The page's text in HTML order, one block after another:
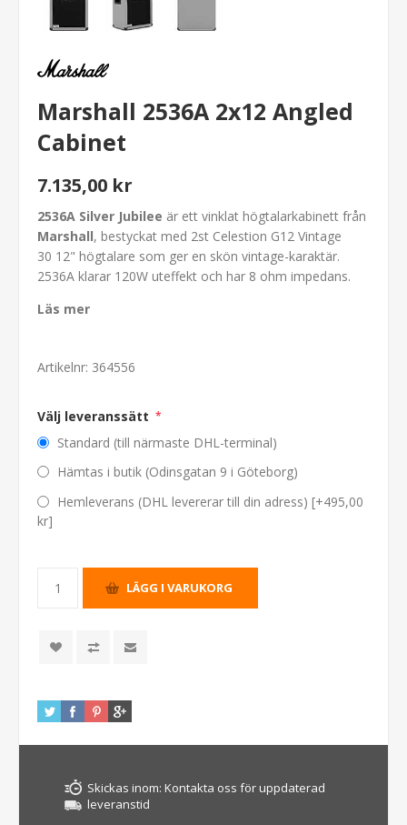
Marshall 2536A 2x12 Angled
Cabinet
7.135,00 kr
2536A Silver Jubilee är ett vinklat högtalarkabinett från
Marshall, bestyckat med 2st Celestion G12 Vintage
30 12" högtalare som ger en skön vintage-karaktär.
2536A klarar 120W uteffekt och har 8 ohm impedans.
Läs mer
Artikelnr: 364556
Välj leveranssätt *
Standard (till närmaste DHL-terminal)
Hämtas i butik (Odinsgatan 9 i Göteborg)
Hemleverans (DHL levererar till din adress) [+495,00
kr]
Skickas inom: Kontakta oss för uppdaterad
leveranstid